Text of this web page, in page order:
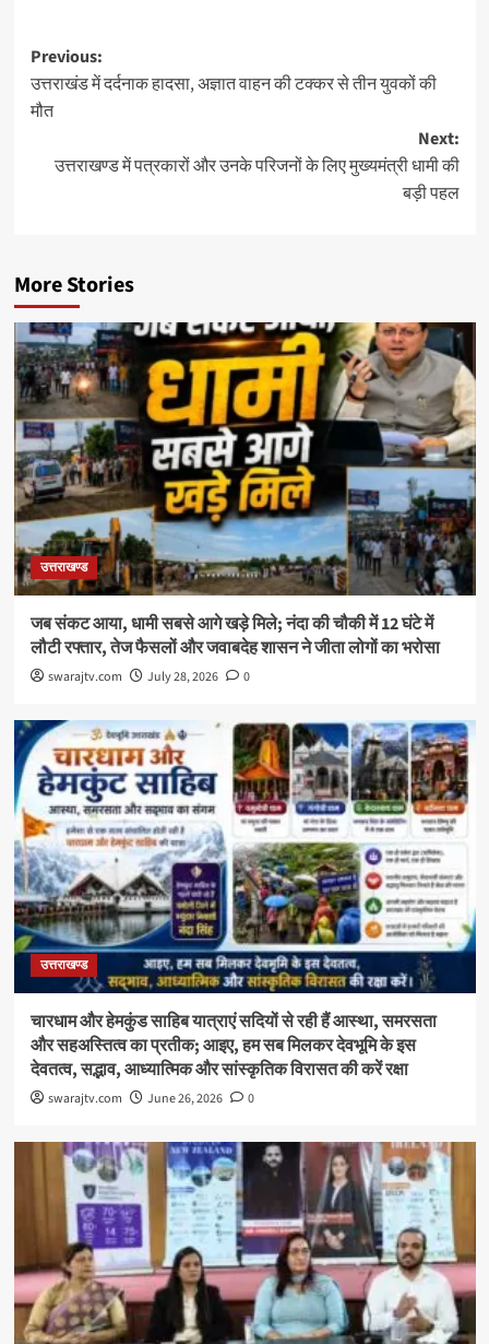
Post
navigation
Previous:
उत्तराखंड में दर्दनाक हादसा, अज्ञात वाहन की टक्कर से तीन युवकों की
मौत
Next:
उत्तराखण्ड में पत्रकारों और उनके परिजनों के लिए मुख्यमंत्री धामी की
बड़ी पहल
More Stories
उत्तराखण्ड
जब संकट आया, धामी सबसे आगे खड़े मिले; नंदा की चौकी में 12 घंटे में
लौटी रफ्तार, तेज फैसलों और जवाबदेह शासन ने जीता लोगों का भरोसा
swarajtv.com July 28, 2026 0
उत्तराखण्ड
चारधाम और हेमकुंड साहिब यात्राएं सदियों से रही हैं आस्था, समरसता
और सहअस्तित्व का प्रतीक; आइए, हम सब मिलकर देवभूमि के इस
देवतत्व, सद्भाव, आध्यात्मिक और सांस्कृतिक विरासत की करें रक्षा
swarajtv.com June 26, 2026 0